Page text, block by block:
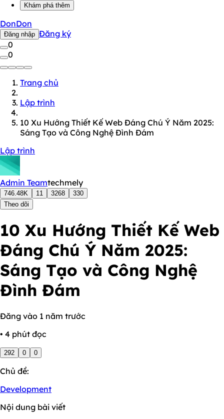
Khám phá thêm
DonDon
Đăng nhập Đăng ký
0
0
Trang chủ
Lập trình
10 Xu Hướng Thiết Kế Web Đáng Chú Ý Năm 2025:
Sáng Tạo và Công Nghệ Đình Đám
Lập trình
Admin Teamtechmely
746.48K 11 3268
330
Theo dõi
10 Xu Hướng Thiết Kế Web
Đáng Chú Ý Năm 2025:
Sáng Tạo và Công Nghệ
Đình Đám
Đăng vào 1 năm trước
• 4 phút đọc
292 0 0
Chủ đề:
Development
Nội dung bài viết